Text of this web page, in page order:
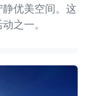
优美空间。这
之一。